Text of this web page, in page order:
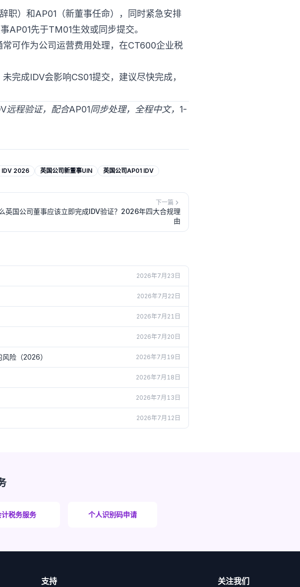
职）和AP01（新董事任命），同时紧急安排
AP01先于TM01生效或同步提交。
可作为公司运营费用处理，在CT600企业税
完成IDV会影响CS01提交，建议尽快完成，
程验证，配合AP01同步处理，全程中文，1-
2026 英国公司新董事UIN 英国公司AP01 IDV
下一篇
英国公司董事应该立即完成IDV验证？2026年四大合规理
由
2026年7月23日
2026年7月22日
2026年7月21日
2026年7月20日
险（2026） 2026年7月19日
2026年7月18日
2026年7月13日
2026年7月12日
计税务服务 个人识别码申请
支持 关注我们